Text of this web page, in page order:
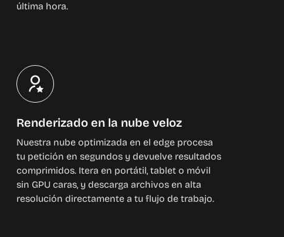
última hora.
Renderizado en la nube veloz
Nuestra nube optimizada en el edge procesa
tu petición en segundos y devuelve resultados
comprimidos. Itera en portátil, tablet o móvil
sin GPU caras, y descarga archivos en alta
resolución directamente a tu flujo de trabajo.